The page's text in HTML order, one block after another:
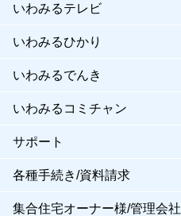
いわみるテレビ
いわみるひかり
いわみるでんき
いわみるコミチャン
サポート
各種手続き/資料請求
集合住宅オーナー様/管理会社